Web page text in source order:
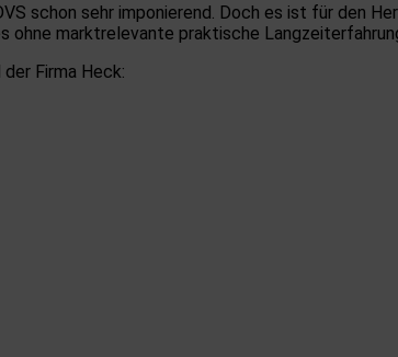
schon sehr imponierend. Doch es ist für den
marktrelevante praktische
Firma Heck: